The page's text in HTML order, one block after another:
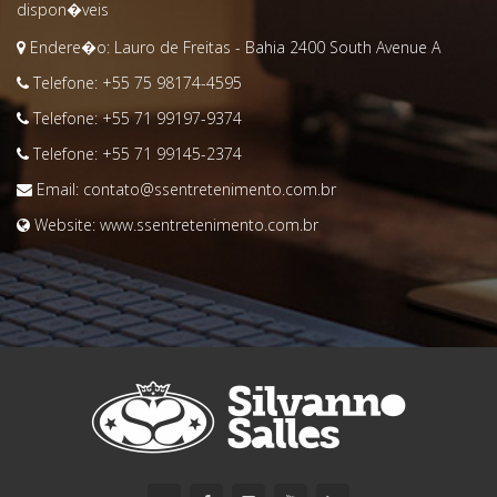
dispon�veis
Endere�o: Lauro de Freitas - Bahia 2400 South Avenue A
Telefone: +55 75 98174-4595
Telefone:+55 71 99197-9374
Telefone: +55 71 99145-2374
Email: contato@ssentretenimento.com.br
Website: www.ssentretenimento.com.br